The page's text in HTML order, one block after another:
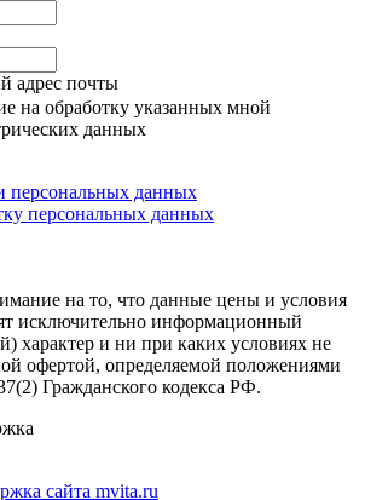
адрес почты
на обработку указанных мной
данных
персональных данных
персональных данных
на то, что данные цены и условия
исключительно информационный
характер и ни при каких условиях не
офертой, определяемой положениями
Гражданского кодекса РФ.